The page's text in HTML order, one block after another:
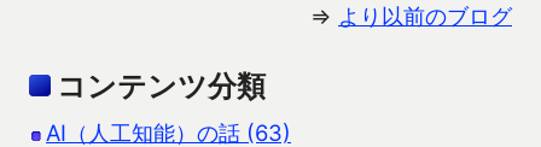
⇒ より以前のブログ
コンテンツ分類
AI（人工知能）の話 (63)